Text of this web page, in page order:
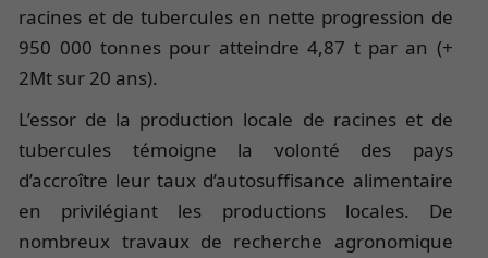
racines et de tubercules en nette progression de
950 000 tonnes pour atteindre 4,87 t par an (+
2Mt sur 20 ans).
L’essor de la production locale de racines et de
tubercules témoigne la volonté des pays
d’accroître leur taux d’autosuffisance alimentaire
en privilégiant les productions locales. De
nombreux travaux de recherche agronomique